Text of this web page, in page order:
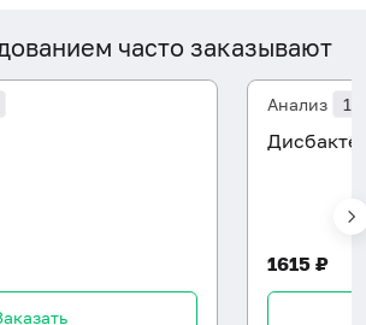
часто заказывают
Анализ
1615 ₽